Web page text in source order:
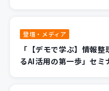
登壇・メディア
「【デモで学ぶ】情報
るAI活用の第一歩」セミ